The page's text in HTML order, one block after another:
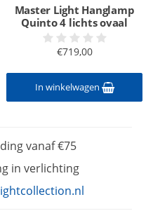
Master Light Hanglamp
Quinto 4 lichts ovaal
€719,00
In winkelwagen
vanaf €75
in verlichting